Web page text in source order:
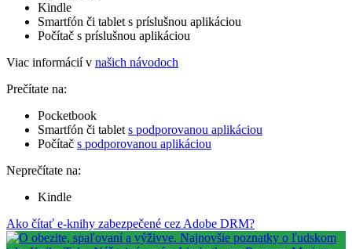
Kindle
Smartfón či tablet s príslušnou aplikáciou
Počítač s príslušnou aplikáciou
Viac informácií v našich návodoch
Prečítate na:
Pocketbook
Smartfón či tablet s podporovanou aplikáciou
Počítač s podporovanou aplikáciou
Neprečítate na:
Kindle
Ako čítať e-knihy zabezpečené cez Adobe DRM?